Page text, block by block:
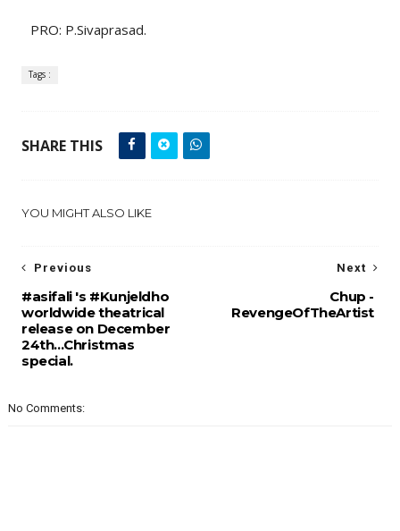
PRO: P.Sivaprasad.
Tags :
SHARE THIS
YOU MIGHT ALSO LIKE
Next
Chup -
RevengeOfTheArtist
Previous
#asifali 's #Kunjeldho
worldwide theatrical
release on December
24th...Christmas
special.
No Comments: